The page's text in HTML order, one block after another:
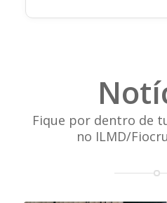
Fique por dentro de
no ILMD/